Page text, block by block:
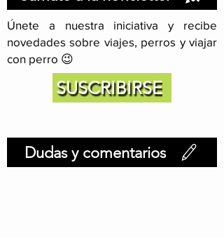
Únete a nuestra iniciativa y recibe
novedades sobre viajes, perros y viajar
con perro 😉
SUSCRIBIRSE
Dudas y comentarios